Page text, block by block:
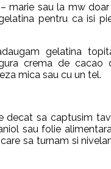
marie sau la mw
pentru ca isi
gelatina
crema de cacao
mica sau cu un tel.
decat sa captusim
sau folie
sa turnam si